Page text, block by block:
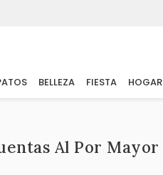
BELLEZA FIESTA HOGAR
Al Por Mayor